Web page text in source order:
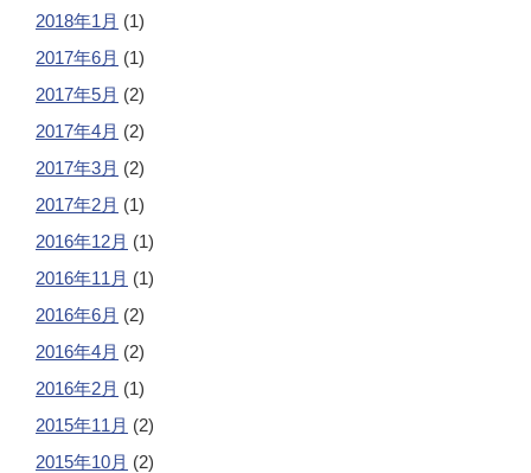
2018年1月 (1)
2017年6月 (1)
2017年5月 (2)
2017年4月 (2)
2017年3月 (2)
2017年2月 (1)
2016年12月 (1)
2016年11月 (1)
2016年6月 (2)
2016年4月 (2)
2016年2月 (1)
2015年11月 (2)
2015年10月 (2)